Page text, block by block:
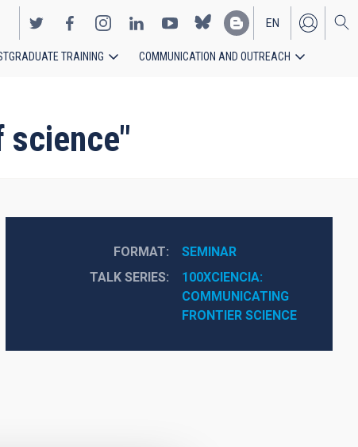
EN
ES
TRAINING COMMUNICATION AND OUTREACH
science"
FORMAT
SEMINAR
TALK SERIES
100XCIENCIA:
COMMUNICATING
FRONTIER SCIENCE